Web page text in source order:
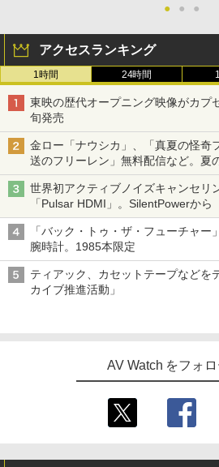
● ● ●
アクセスランキング
1時間 24時間
東映の歴代オープニング映像がカプ
旬発売
金ロー「ナウシカ」、「真夏の怪奇
送のフリーレン」無料配信など。夏
世界初アクティブノイズキャンセリ
「Pulsar HDMI」。SilentPowerから
「バック・トゥ・ザ・フューチャ
腕時計。1985本限定
ティアック、カセットテープなどを
カイブ推進活動」
AV Watch をフォ